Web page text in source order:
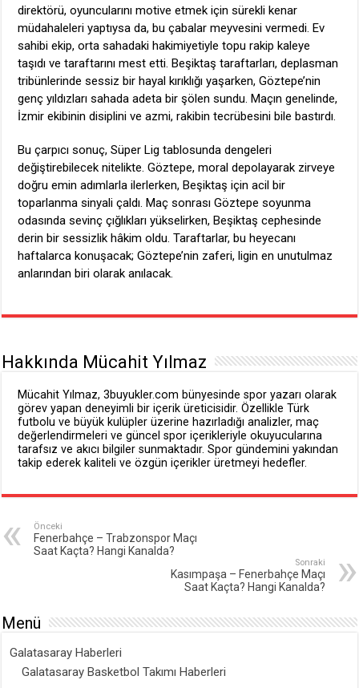
direktörü, oyuncularını motive etmek için sürekli kenar
müdahaleleri yaptıysa da, bu çabalar meyvesini vermedi. Ev
sahibi ekip, orta sahadaki hakimiyetiyle topu rakip kaleye
taşıdı ve taraftarını mest etti. Beşiktaş taraftarları, deplasman
tribünlerinde sessiz bir hayal kırıklığı yaşarken, Göztepe’nin
genç yıldızları sahada adeta bir şölen sundu. Maçın genelinde,
İzmir ekibinin disiplini ve azmi, rakibin tecrübesini bile bastırdı.
Bu çarpıcı sonuç, Süper Lig tablosunda dengeleri
değiştirebilecek nitelikte. Göztepe, moral depolayarak zirveye
doğru emin adımlarla ilerlerken, Beşiktaş için acil bir
toparlanma sinyali çaldı. Maç sonrası Göztepe soyunma
odasında sevinç çığlıkları yükselirken, Beşiktaş cephesinde
derin bir sessizlik hâkim oldu. Taraftarlar, bu heyecanı
haftalarca konuşacak; Göztepe’nin zaferi, ligin en unutulmaz
anlarından biri olarak anılacak.
Hakkında Mücahit Yılmaz
Mücahit Yılmaz, 3buyukler.com bünyesinde spor yazarı olarak
görev yapan deneyimli bir içerik üreticisidir. Özellikle Türk
futbolu ve büyük kulüpler üzerine hazırladığı analizler, maç
değerlendirmeleri ve güncel spor içerikleriyle okuyucularına
tarafsız ve akıcı bilgiler sunmaktadır. Spor gündemini yakından
takip ederek kaliteli ve özgün içerikler üretmeyi hedefler.
Önceki
Fenerbahçe – Trabzonspor Maçı
Saat Kaçta? Hangi Kanalda?
Sonraki
Kasımpaşa – Fenerbahçe Maçı
Saat Kaçta? Hangi Kanalda?
Menü
Galatasaray Haberleri
Galatasaray Basketbol Takımı Haberleri